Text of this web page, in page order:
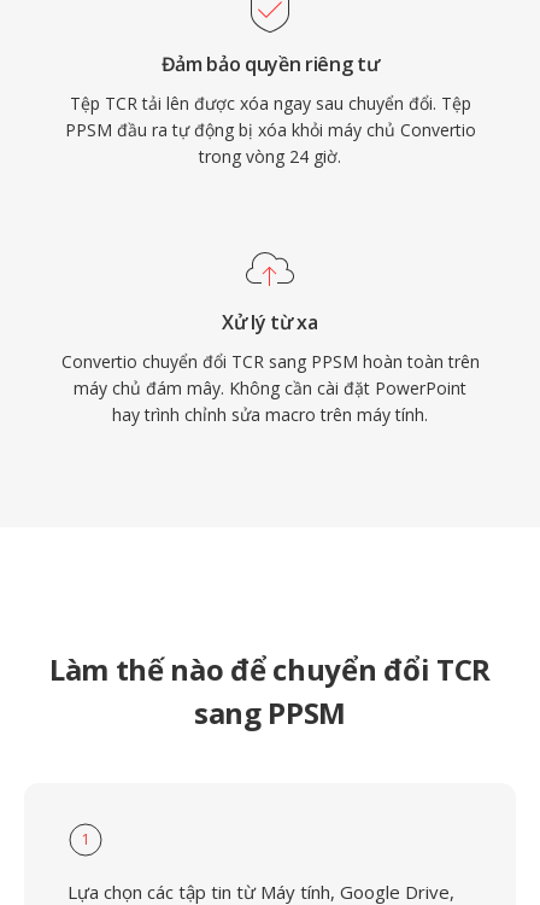
Đảm bảo quyền riêng tư
Tệp TCR tải lên được xóa ngay sau chuyển đổi. Tệp
PPSM đầu ra tự động bị xóa khỏi máy chủ Convertio
trong vòng 24 giờ.
Xử lý từ xa
Convertio chuyển đổi TCR sang PPSM hoàn toàn trên
máy chủ đám mây. Không cần cài đặt PowerPoint
hay trình chỉnh sửa macro trên máy tính.
Làm thế nào để chuyển đổi TCR
sang PPSM
1
Lựa chọn các tập tin từ Máy tính, Google Drive,